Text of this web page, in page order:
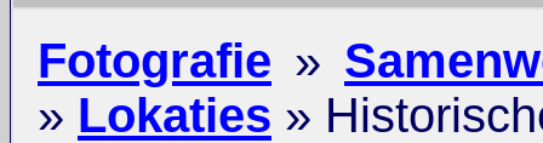
Fotografie »
» Lokaties »